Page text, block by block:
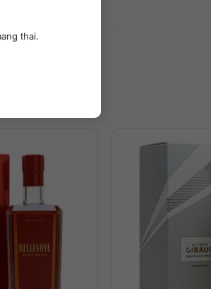
thai.
hòa quyện tinh tế với gia vị ấm áp (quế,